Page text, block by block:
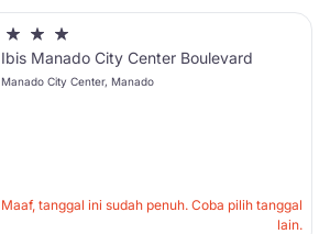
Ibis Manado City Center Boulevard
Manado City Center, Manado
Maaf, tanggal ini sudah penuh. Coba pilih tanggal
lain.